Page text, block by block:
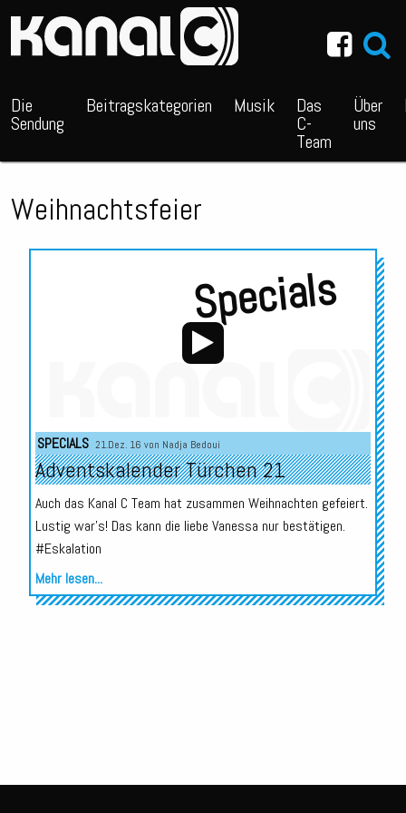
Die
Sendung
Beitragskategorien Musik Das
C-
Team
Über
uns
Weihnachtsfeier
Specials
SPECIALS 21.Dez. 16 von Nadja Bedoui
Adventskalender Türchen 21
Auch das Kanal C Team hat zusammen Weihnachten gefeiert.
Lustig war's! Das kann die liebe Vanessa nur bestätigen.
#Eskalation
Mehr lesen...